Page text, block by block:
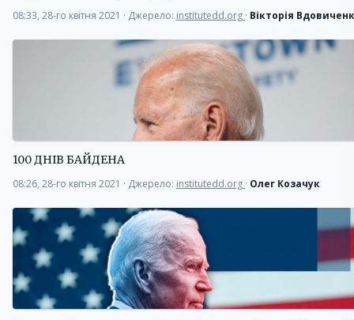
08:33, 28-го квітня 2021 · Джерело: institutedd.org · Вікторія
100 ДНІВ БАЙДЕНА
08:26, 28-го квітня 2021 · Джерело: institutedd.org · Олег Козачук